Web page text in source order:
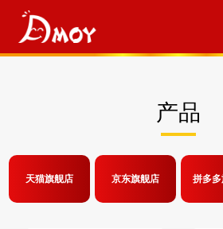
产品
天猫旗舰店 京东旗舰店 拼多